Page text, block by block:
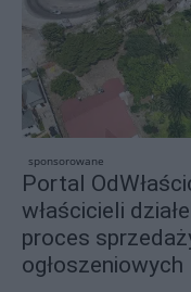
sponsorowane
Portal
właścicieli
proces
ogłoszeniowych